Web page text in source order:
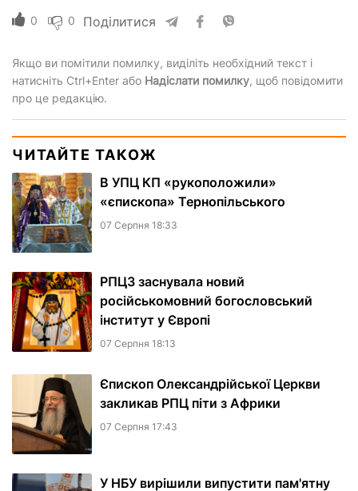
0 0 Поділитися
Якщо ви помітили помилку, виділіть необхідний текст і
натисніть Ctrl+Enter або Надіслати помилку, щоб повідомити
про це редакцію.
ЧИТАЙТЕ ТАКОЖ
В УПЦ КП «рукоположили»
«єпископа» Тернопільського
07 Серпня 18:33
РПЦЗ заснувала новий
російськомовний богословський
інститут у Європі
07 Серпня 18:13
Єпископ Олександрійської Церкви
закликав РПЦ піти з Африки
07 Серпня 17:43
У НБУ вирішили випустити пам'ятну